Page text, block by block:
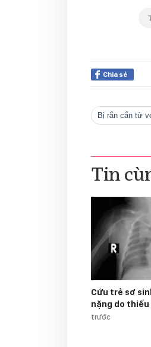
Chia sẻ
bị rắn cắn tử
Tin
Cứu trẻ sơ
nặng do
trước